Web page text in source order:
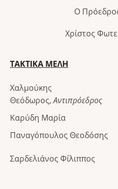
Ο
Χρίστος
ΤΑΚΤΙΚΑ ΜΕΛΗ
Χαλμούκης
Θεόδωρος,Αντιπρόεδρος
Καρύδη Μαρία
Παναγόπουλος Θεοδόσης
Σαρδελιάνος Φίλιππος